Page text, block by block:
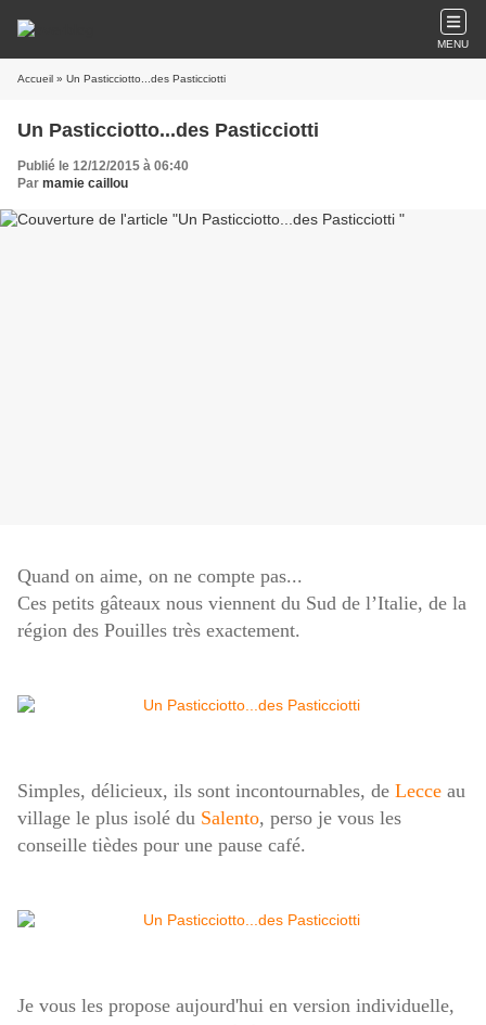
MENU
Accueil » Un Pasticciotto...des Pasticciotti
Un Pasticciotto...des Pasticciotti
Publié le 12/12/2015 à 06:40
Par mamie caillou
Quand on aime, on ne compte pas...
Ces petits gâteaux nous viennent du Sud de l’Italie, de la
région des Pouilles très exactement.
Simples, délicieux, ils sont incontournables, de Lecce au
village le plus isolé du Salento, perso je vous les
conseille tièdes pour une pause café.
Je vous les propose aujourd'hui en version individuelle,